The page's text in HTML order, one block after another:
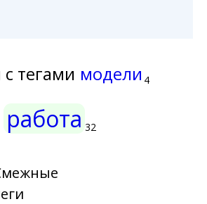
тегами модели 4
работа 32